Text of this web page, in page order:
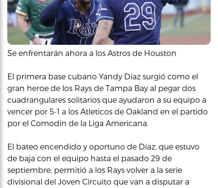
Se enfrentarán ahora a los Astros de Houston
El primera base cubano Yandy Díaz surgió como el
gran heroe de los Rays de Tampa Bay al pegar dos
cuadrangulares solitarios que ayudaron a su equipo a
vencer por 5-1 a los Atleticos de Oakland en el partido
por el Comodín de la Liga Americana.
El bateo encendido y oportuno de Díaz, que estuvo
de baja con el equipo hasta el pasado 29 de
septiembre, permitió a los Rays volver a la serie
divisional del Joven Circuito que van a disputar a